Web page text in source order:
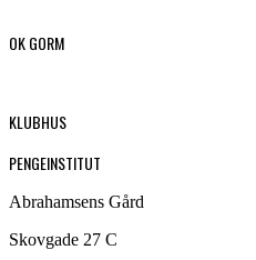
OK GORM
KLUBHUS
PENGEINSTITUT
Abrahamsens Gård
Skovgade 27 C